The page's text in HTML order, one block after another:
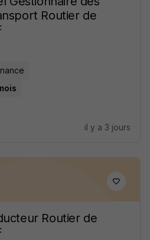
Routier de
il y a 3 jours
Routier de